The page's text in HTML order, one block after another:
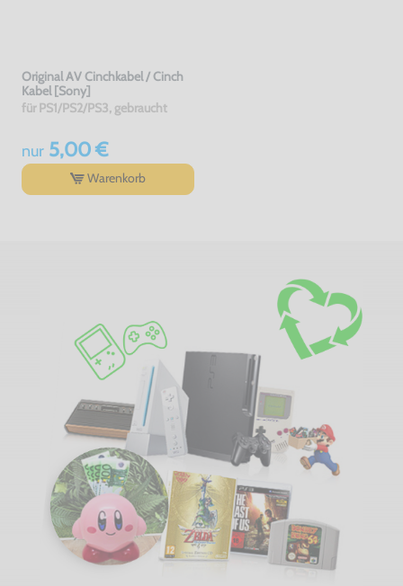
Original AV Cinchkabel / Cinch
Kabel [Sony]
für PS1/PS2/PS3, gebraucht
nur5,00 €
Warenkorb